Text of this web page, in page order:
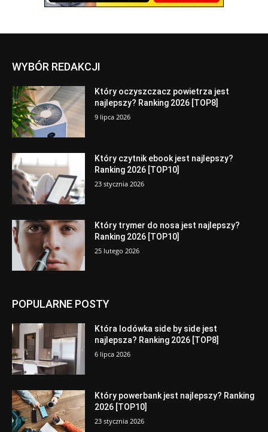
WYBÓR REDAKCJI
Który oczyszczacz powietrza jest
najlepszy? Ranking 2026 [TOP8]
9 lipca 2026
Który czytnik ebook jest najlepszy?
Ranking 2026 [TOP10]
23 stycznia 2026
Który trymer do nosa jest najlepszy?
Ranking 2026 [TOP10]
25 lutego 2026
POPULARNE POSTY
Która lodówka side by side jest
najlepsza? Ranking 2026 [TOP8]
6 lipca 2026
Który powerbank jest najlepszy? Ranking
2026 [TOP10]
23 stycznia 2026